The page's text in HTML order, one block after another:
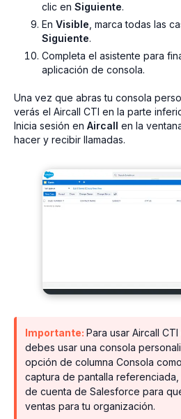
clic en Siguiente.
En Visible , marca todas las
Siguiente.
Completa el asistente para
aplicación de consola.
Una vez que abras tu consola
verás el Aircall CTI en la parte
Inicia sesión en Aircall en la
hacer y recibir llamadas.
Importante: Para usar Aircall
debes usar una consola
opción de columna Consola
captura de pantalla
de cuenta de Salesforce para
ventas para tu organización.